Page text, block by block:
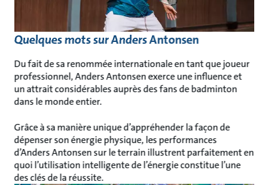
Quelques mots sur Anders Antonsen
Du fait de sa renommée internationale en tant que joueur
professionnel, Anders Antonsen exerce une influence et
un attrait considérables auprès des fans de badminton
dans le monde entier.
Grâce à sa manière unique d’appréhender la façon de
dépenser son énergie physique, les performances
d’Anders Antonsen sur le terrain illustrent parfaitement en
quoi l’utilisation intelligente de l’énergie constitue l’une
des clés de la réussite.